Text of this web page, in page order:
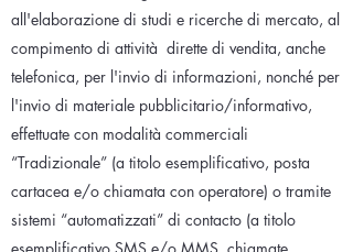
all'elaborazione di studi e ricerche di mercato, al
compimento di attività dirette di vendita, anche
telefonica, per l'invio di informazioni, nonché per
l'invio di materiale pubblicitario/informativo,
effettuate con modalità commerciali
“Tradizionale” (a titolo esemplificativo, posta
cartacea e/o chiamata con operatore) o tramite
sistemi “automatizzati” di contacto (a titolo